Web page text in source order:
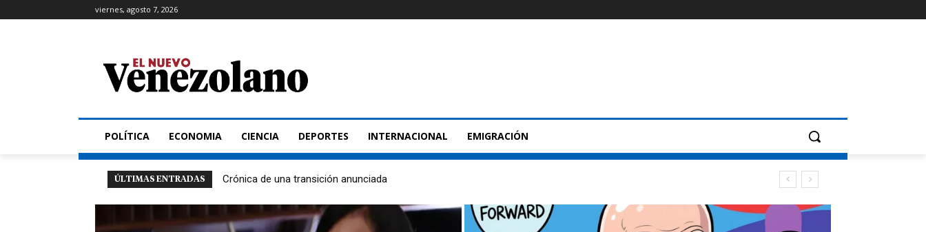
viernes, agosto 7, 2026
POLÍTICA ECONOMIA CIENCIA DEPORTES INTERNACIONAL EMIGRACIÓN
ÚLTIMAS ENTRADAS Crónica de una transición anunciada